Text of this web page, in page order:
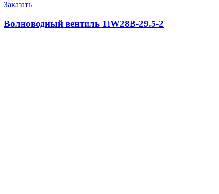
Заказать
Волноводный вентиль 1IW28B-29.5-2